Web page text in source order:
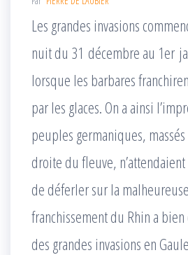
Les grandes invasions
nuit du 31 décembre au 1er
lorsque les barbares
par les glaces. On a ainsi
peuples germaniques,
droite du fleuve, n’attendaient
de déferler sur la
franchissement du Rhin a
des grandes invasions en